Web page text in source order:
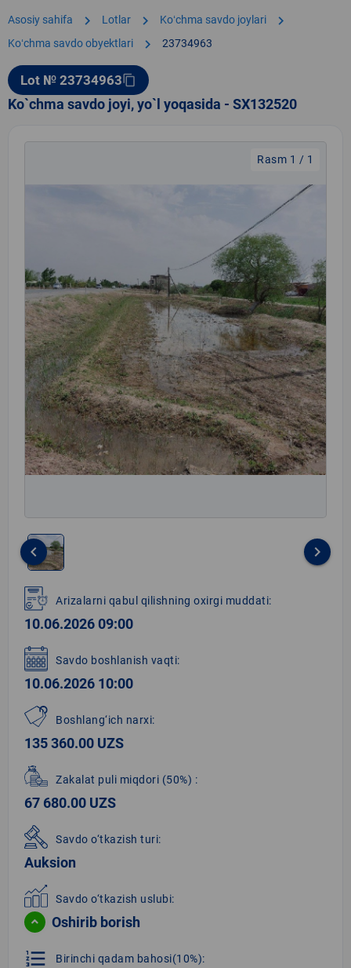
Asosiy sahifa chevron_right Lotlar chevron_right Koʻchma savdo joylari chevron_right
Koʻchma savdo obyektlari chevron_right 23734963
Lot № 23734963content_copy
Ko`chma savdo joyi, yo`l yoqasida - SX132520
Rasm 1 / 1
1
of
1
keyboard_arrow_left keyboard_arrow_right
Arizalarni qabul qilishning oxirgi muddati:
10.06.2026 09:00
Savdo boshlanish vaqti:
10.06.2026 10:00
Boshlang‘ich narxi:
135 360.00 UZS
Zakalat puli miqdori (50%) :
67 680.00 UZS
Savdo o‘tkazish turi:
Auksion
Savdo o‘tkazish uslubi:
Oshirib borish
format_list_numbered Birinchi qadam bahosi(10%):